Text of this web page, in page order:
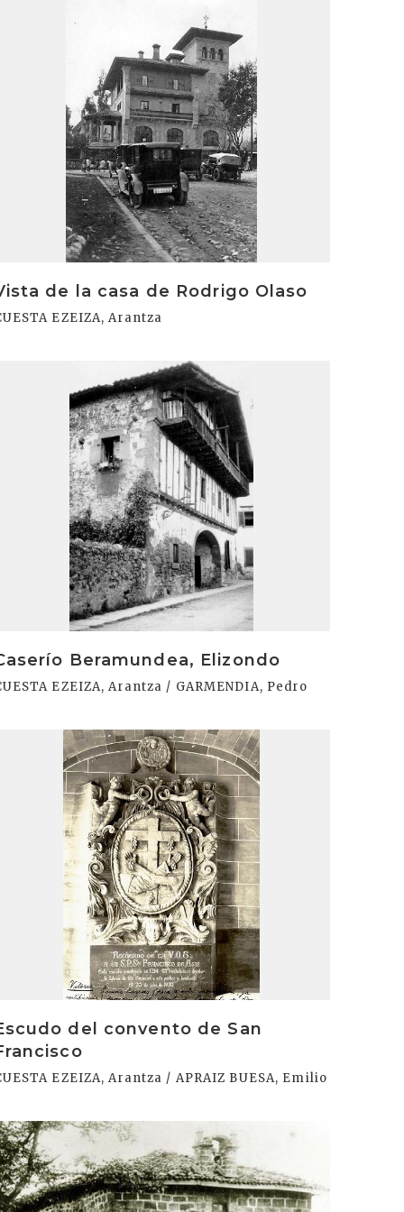
de la casa de Rodrigo Olaso
EZEIZA, Arantza
Beramundea, Elizondo
EZEIZA, Arantza / GARMENDIA, Pedro
del convento de San
EZEIZA, Arantza / APRAIZ BUESA, Emilio